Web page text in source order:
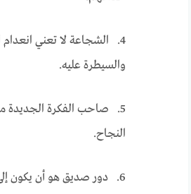
4. الشجاعة لا تعني
والسيطرة عليه.
5. صاحب الفكرة الجديدة
النجاح.
6. دور صديق هو أن يكون